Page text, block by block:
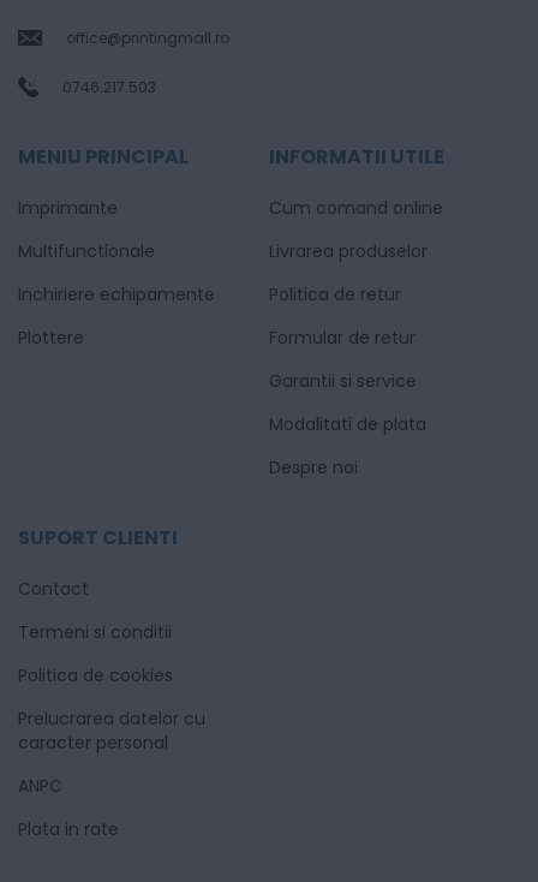
office@printingmall.ro
0746.217.503
MENIU PRINCIPAL
Imprimante
Multifunctionale
Inchiriere echipamente
Plottere
INFORMATII UTILE
Cum comand online
Livrarea produselor
Politica de retur
Formular de retur
Garantii si service
Modalitati de plata
Despre noi
SUPORT CLIENTI
Contact
Termeni si conditii
Politica de cookies
Prelucrarea datelor cu
caracter personal
ANPC
Plata in rate